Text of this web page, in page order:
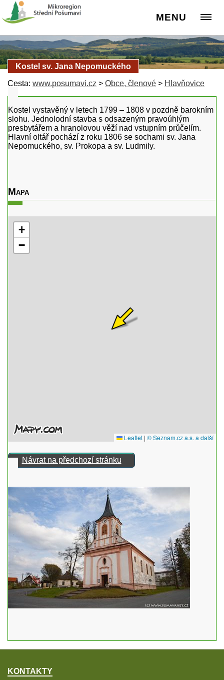
MENU
Kostel sv. Jana Nepomuckého
Cesta: www.posumavi.cz > Obce, členové > Hlavňovice
Kostel vystavěný v letech 1799 – 1808 v pozdně barokním
slohu. Jednolodní stavba s odsazeným pravoúhlým
presbytářem a hranolovou věží nad vstupním průčelím.
Hlavní oltář pochází z roku 1806 se sochami sv. Jana
Nepomuckého, sv. Prokopa a sv. Ludmily.
Mapa
Návrat na předchozí stránku
KONTAKTY